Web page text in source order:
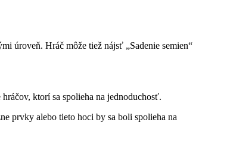
úroveň. Hráč môže tiež nájsť „Sadenie semien“
ktorí sa spolieha na jednoduchosť.
prvky alebo tieto hoci by sa boli spolieha na